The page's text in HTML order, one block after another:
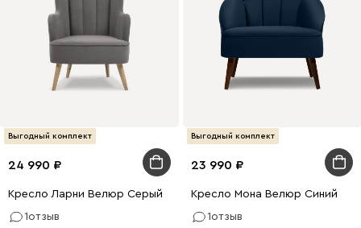
Выгодный комплект
24 990
Кресло Ларни Велюр Серый
1отзыв
Выгодный комплект
23 990
Кресло Мона Велюр Синий
1отзыв